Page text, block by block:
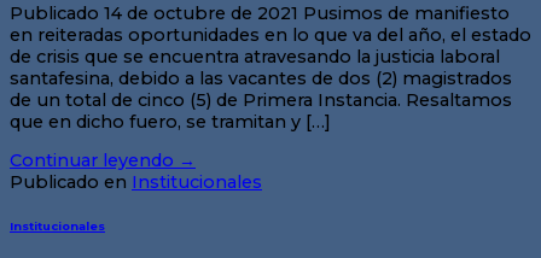
Publicado 14 de octubre de 2021 Pusimos de manifiesto
en reiteradas oportunidades en lo que va del año, el estado
de crisis que se encuentra atravesando la justicia laboral
santafesina, debido a las vacantes de dos (2) magistrados
de un total de cinco (5) de Primera Instancia. Resaltamos
que en dicho fuero, se tramitan y […]
Continuar leyendo →
Publicado en Institucionales
Institucionales